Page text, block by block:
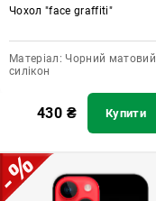
Чохол "face graffiti"
Матеріал: Чорний матовий
силікон
430 ₴ Купити